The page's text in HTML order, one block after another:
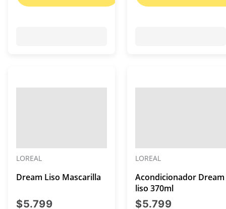
LOREAL
Dream Liso Mascarilla
$5.799precio actual $5.799
LOREAL
Acondicionador Dream
liso 370ml
$5.799precio